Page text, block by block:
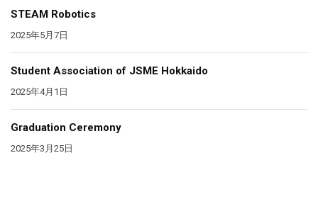
STEAM Robotics
2025年5月7日
Student Association of JSME Hokkaido
2025年4月1日
Graduation Ceremony
2025年3月25日